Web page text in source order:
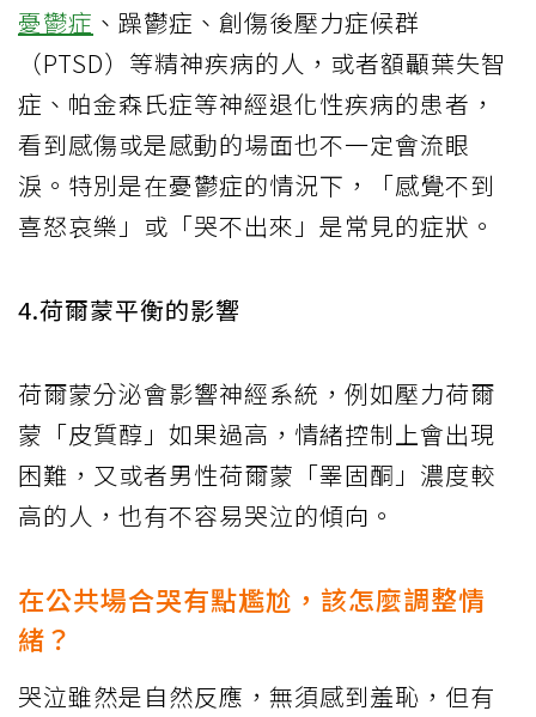
憂鬱症 、躁鬱症、創傷後壓力症候群
（PTSD）等精神疾病的人，或者額顳葉失智
症、帕金森氏症等神經退化性疾病的患者，
看到感傷或是感動的場面也不一定會流眼
淚。特別是在憂鬱症的情況下，「感覺不到
喜怒哀樂」或「哭不出來」是常見的症狀。
4.荷爾蒙平衡的影響
荷爾蒙分泌會影響神經系統，例如壓力荷爾
蒙「皮質醇」如果過高，情緒控制上會出現
困難，又或者男性荷爾蒙「睪固酮」濃度較
高的人，也有不容易哭泣的傾向。
在公共場合哭有點尷尬，該怎麼調整情
緒？
哭泣雖然是自然反應，無須感到羞恥，但有